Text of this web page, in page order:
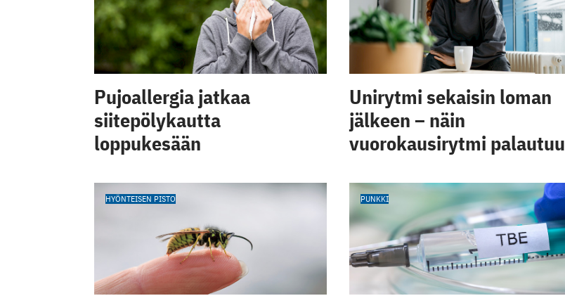
Pujoallergia jatkaa
siitepölykautta
loppukesään
Unirytmi sekaisin loman
jälkeen – näin
vuorokausirytmi palautuu
HYÖNTEISEN PISTO PUNKKI